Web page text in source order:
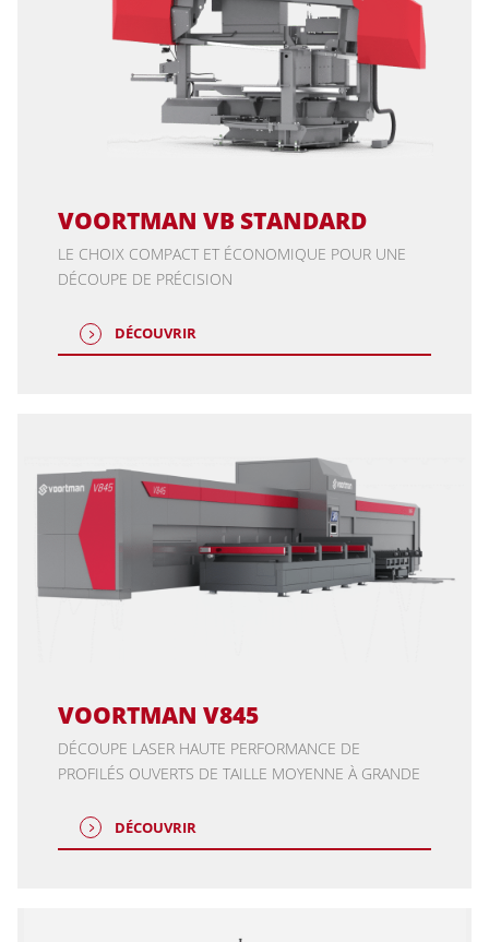
VOORTMAN VB STANDARD
LE CHOIX COMPACT ET ÉCONOMIQUE POUR UNE
DÉCOUPE DE PRÉCISION
DÉCOUVRIR
VOORTMAN V845
DÉCOUPE LASER HAUTE PERFORMANCE DE
PROFILÉS OUVERTS DE TAILLE MOYENNE À GRANDE
DÉCOUVRIR